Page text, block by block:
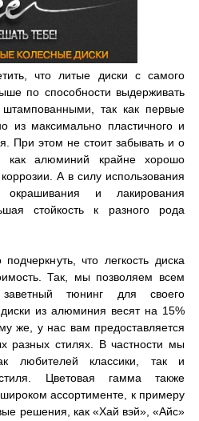
что литые диски с самого
по способности выдерживать
так как первые
из максимально пластичного и
При этом не стоит забывать и о
как алюминий крайне хорошо
А в силу использования
окрашивания и лакирования
стойкость к разного рода
что легкость диска
Так, мы позволяем всем
тюнинг для своего
из алюминия весят на 15%
же, у нас вам предоставляется
разных стилях. В частности мы
любителей классики, так и
Цветовая гамма также
ассортименте, к примеру
решения, как «Хай вэй», «Айс»